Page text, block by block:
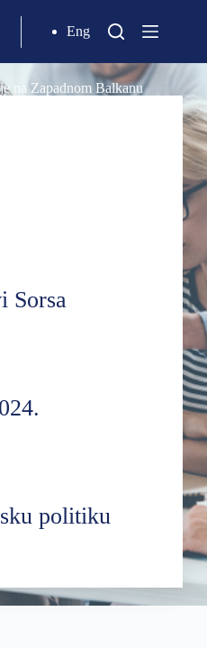
Eng
na Zapadnom Balkanu
Sorsa
politiku